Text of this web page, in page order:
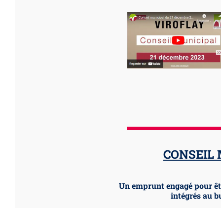
CONSEIL
Un emprunt engagé pour
intégrés au